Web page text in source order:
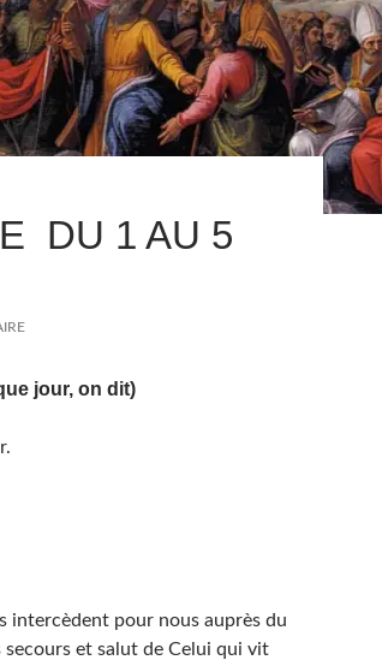
DU 1 AU 5
jour, on dit)
intercèdent pour nous auprès du
et salut de Celui qui vit